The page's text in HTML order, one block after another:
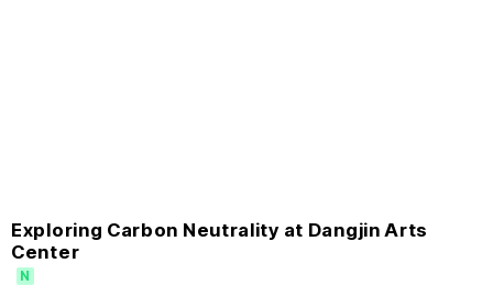
Exploring Carbon Neutrality at Dangjin Arts
Center
N